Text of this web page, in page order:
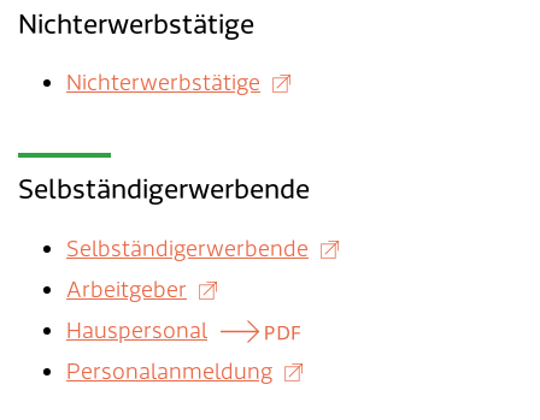
Nichterwerbstätige
Nichterwerbstätige
Selbständigerwerbende
Selbständigerwerbende
Arbeitgeber
Hauspersonal
Personalanmeldung
Energie & Wasser
Abfall
Tiere
Verkehr & Mobilität
Sicherheit
Über Lengnau
Schulverwaltung
Kindertagesstätte
Mitarbeitende
Offene Stellen
Schnupperlehre / Lehrstelle
Gemeindenetzwerke